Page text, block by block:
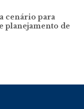
cenário para
planejamento de